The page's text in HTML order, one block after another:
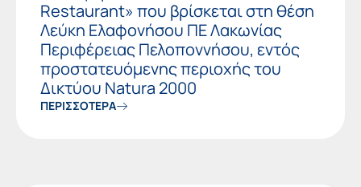
Restaurant» που βρίσκεται στη θέση
Λεύκη Ελαφονήσου ΠΕ Λακωνίας
Περιφέρειας Πελοποννήσου, εντός
προστατευόμενης περιοχής του
Δικτύου Natura 2000
ΠΕΡΙΣΣΟΤΕΡΑ